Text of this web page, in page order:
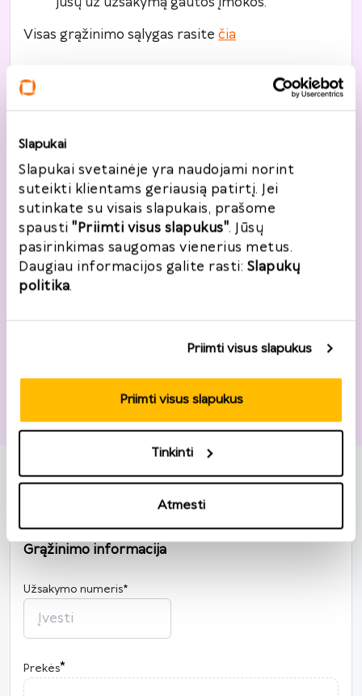
Slapukai
Slapukai svetainėje yra naudojami norint
suteikti klientams geriausią patirtį. Jei
sutinkate su visais slapukais, prašome
spausti "Priimti visus slapukus". Jūsų
pasirinkimas saugomas vienerius metus.
Daugiau informacijos galite rasti: Slapukų
politika.
Priimti visus slapukus
Priimti visus slapukus
Tinkinti
Atmesti
Visas grąžinimo sąlygas rasite čia
Jūsų duomenys
Bendroji informacija
Vardas, pavardė*
Noriu registruotis
Grąžinimo informacija
Užsakymo numeris*
Prekės*